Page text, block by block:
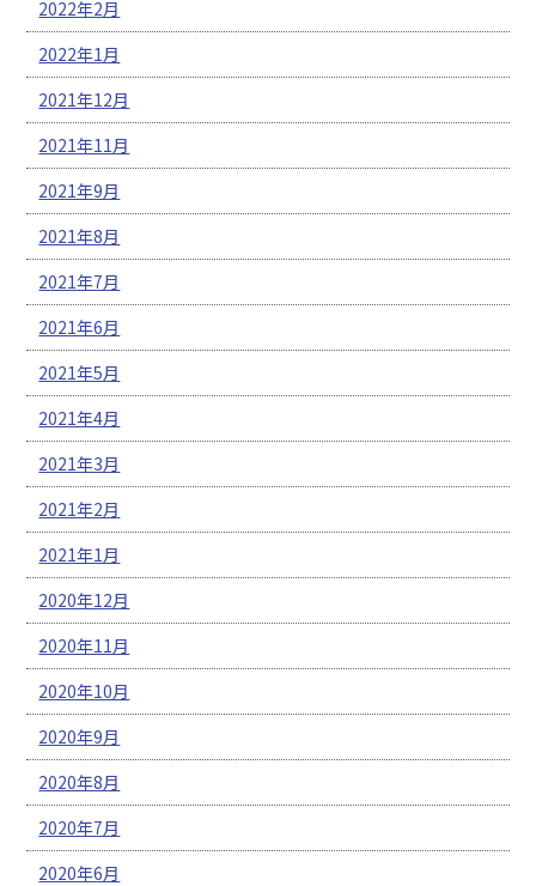
2022年2月
2022年1月
2021年12月
2021年11月
2021年9月
2021年8月
2021年7月
2021年6月
2021年5月
2021年4月
2021年3月
2021年2月
2021年1月
2020年12月
2020年11月
2020年10月
2020年9月
2020年8月
2020年7月
2020年6月